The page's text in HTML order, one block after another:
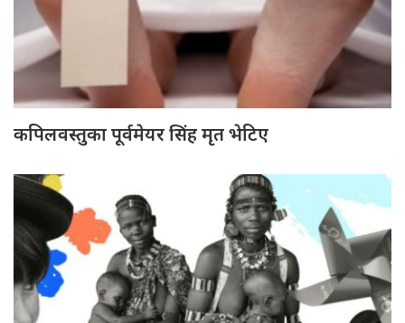
कपिलवस्तुका पूर्वमेयर सिंह मृत भेटिए